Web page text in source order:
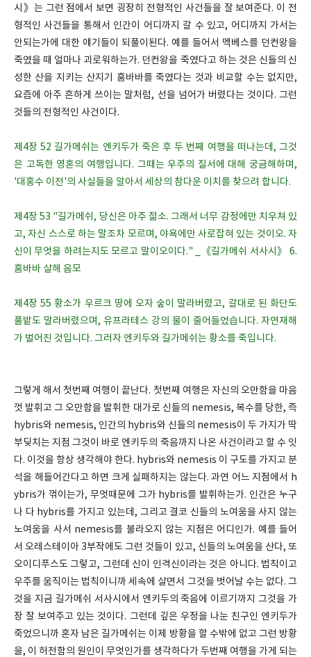
시》는 그런 점에서 보면 굉장히 전형적인 사건들을 잘 보여준다. 이 전
형적인 사건들을 통해서 인간이 어디까지 갈 수 있고, 어디까지 가서는
안되는가에 대한 얘기들이 되풀이된다. 예를 들어서 멕베스를 던컨왕을
죽였을 때 얼마나 괴로워하는가. 던컨왕을 죽였다고 하는 것은 신들의 신
성한 산을 지키는 산지기 훔바바를 죽였다는 것과 비교할 수는 없지만,
요즘에 아주 흔하게 쓰이는 말처럼, 선을 넘어가 버렸다는 것이다. 그런
것들의 전형적인 사건이다.
제4장 52 길가메쉬는 엔키두가 죽은 후 두 번째 여행을 떠나는데, 그것
은 고독한 영혼의 여행입니다. 그때는 우주의 질서에 대해 궁금해하며,
'대홍수 이전'의 사실들을 알아서 세상의 참다운 이치를 찾으려 합니다.
제4장 53 "길가메쉬, 당신은 아주 젊소. 그래서 너무 감정에만 치우쳐 있
고, 자신 스스로 하는 말조차 모르며, 야욕에만 사로잡혀 있는 것이오. 자
신이 무엇을 하려는지도 모르고 말이오이다." _《길가메쉬 서사시》 6.
훔바바 살해 음모
제4장 55 황소가 우르크 땅에 오자 숲이 말라버렸고, 갈대로 된 화단도
풀밭도 말라버렸으며, 유프라테스 강의 물이 줄어들었습니다. 자연재해
가 벌어진 것입니다. 그러자 엔키두와 길가메쉬는 황소를 죽입니다.
그렇게 해서 첫번째 여행이 끝난다. 첫번째 여행은 자신의 오만함을 마음
껏 발휘고 그 오만함을 발휘한 대가로 신들의 nemesis, 복수를 당한, 즉
hybris와 nemesis, 인간의 hybris와 신들의 nemesis이 두 가지가 딱
부딪치는 지점 그것이 바로 엔키두의 죽음까지 나온 사건이라고 할 수 잇
다. 이것을 항상 생각해야 한다. hybris와 nemesis 이 구도를 가지고 분
석을 해들어간다고 하면 크게 실패하지는 않는다. 과연 어느 지점에서 h
ybris가 꺾이는가, 무엇때문에 그가 hybris를 발휘하는가. 인간은 누구
나 다 hybris를 가지고 있는데, 그리고 결코 신들의 노여움을 사지 않는
노여움을 사서 nemesis를 불라오지 않는 지점은 어디인가. 예를 들어
서 오레스테이아 3부작에도 그런 것들이 있고, 신들의 노여움을 산다, 또
오이디푸스도 그렇고, 그런데 신이 인격신이라는 것은 아니다. 법칙이고
우주를 움직이는 법칙이니까 세속에 살면서 그것을 벗어날 수는 없다. 그
것을 지금 길가메쉬 서사시에서 엔키두의 죽음에 이르기까지 그것을 가
장 잘 보여주고 있는 것이다. 그런데 깊은 우정을 나눈 친구인 엔키두가
죽었으니까 혼자 남은 길가메쉬는 이제 방황을 할 수밖에 없고 그런 방황
을, 이 허전함의 원인이 무엇인가를 생각하다가 두번째 여행을 가게 되는